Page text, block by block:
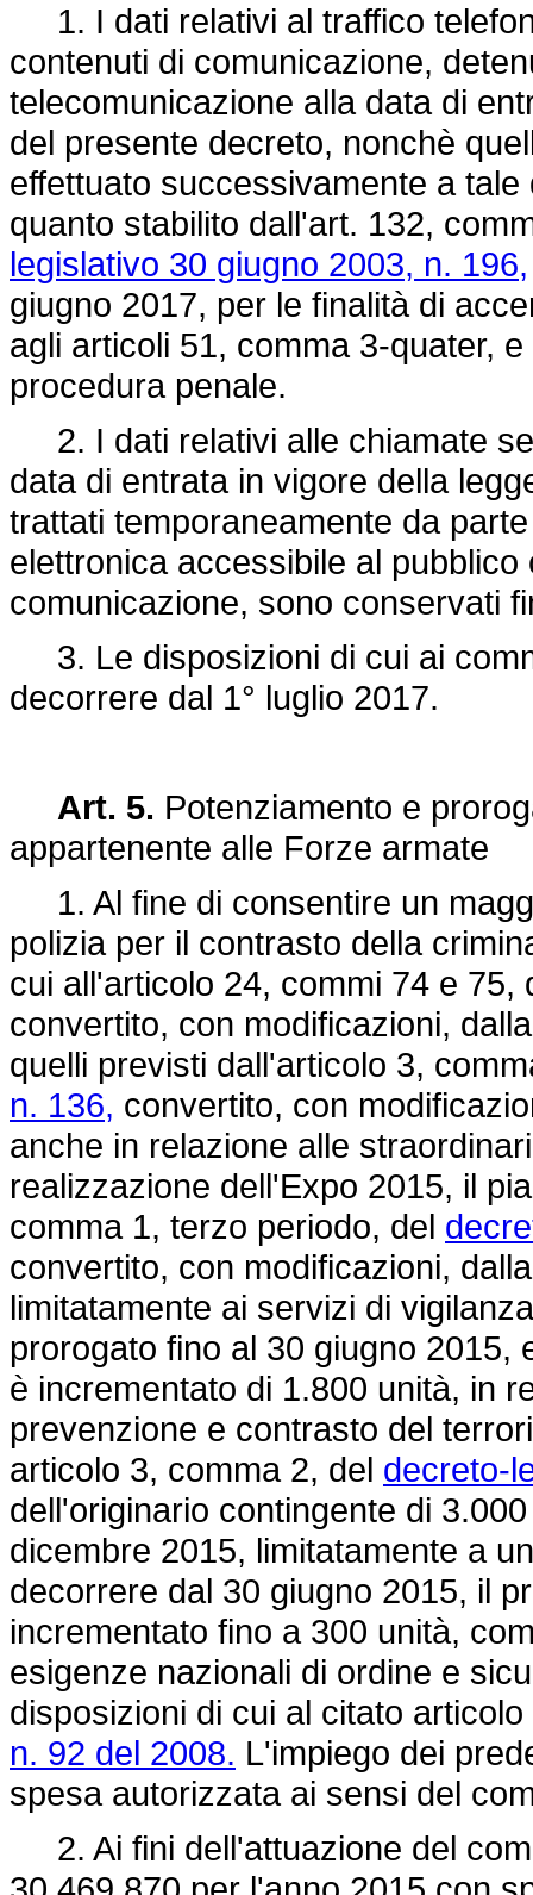
1. I dati relativi al traffico
contenuti di comunicazione,
telecomunicazione alla data di
del presente decreto, nonchè
effettuato successivamente a
quanto stabilito dall'art. 132,
legislativo 30 giugno 2003, n. 196,
giugno 2017, per le finalità di
agli articoli 51, comma 3-quater,
procedura penale.
2. I dati relativi alle chiamate
data di entrata in vigore della
trattati temporaneamente da
elettronica accessibile al
comunicazione, sono conservati
3. Le disposizioni di cui ai
decorrere dal 1° luglio 2017.
Art. 5. Potenziamento e
appartenente alle Forze armate
1. Al fine di consentire un
polizia per il contrasto della
cui all'articolo 24, commi 74 e 75,
convertito, con modificazioni,
quelli previsti dall'articolo 3,
n. 136, convertito, con
anche in relazione alle
realizzazione dell'Expo 2015, il
comma 1, terzo periodo, del
convertito, con modificazioni,
limitatamente ai servizi di
prorogato fino al 30 giugno 2015,
è incrementato di 1.800 unità, in
prevenzione e contrasto del
articolo 3, comma 2, del decreto-
dell'originario contingente di
dicembre 2015, limitatamente a
decorrere dal 30 giugno 2015, il
incrementato fino a 300 unità,
esigenze nazionali di ordine e
disposizioni di cui al citato
n. 92 del 2008. L'impiego dei
spesa autorizzata ai sensi del
2. Ai fini dell'attuazione del